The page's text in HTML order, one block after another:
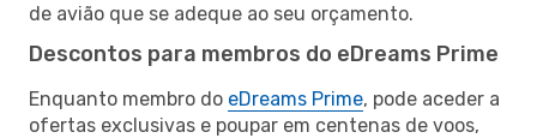
de avião que se adeque ao seu orçamento.
Descontos para membros do eDreams Prime
Enquanto membro do eDreams Prime, pode aceder a
ofertas exclusivas e poupar em centenas de voos,